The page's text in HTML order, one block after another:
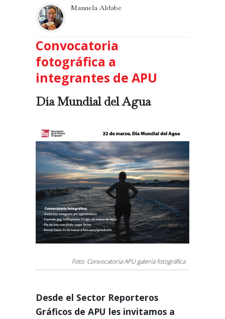
Manuela Aldabe
Convocatoria
fotográfica a
integrantes de APU
Día Mundial del Agua
Foto: Convocatoria APU galería fotográfica
Desde el Sector Reporteros
Gráficos de APU les invitamos a